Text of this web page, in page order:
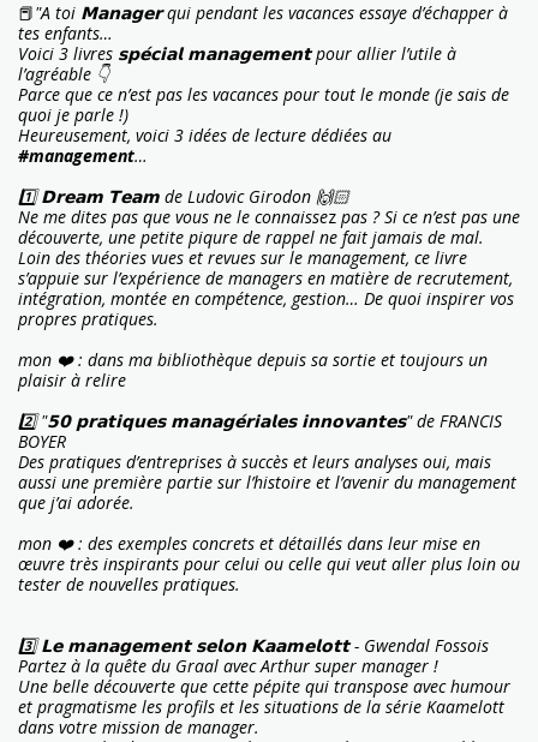
📕"A toi 𝗠𝗮𝗻𝗮𝗴𝗲𝗿 qui pendant les vacances essaye d’échapper à
tes enfants…
Voici 3 livres 𝘀𝗽𝗲́𝗰𝗶𝗮𝗹 𝗺𝗮𝗻𝗮𝗴𝗲𝗺𝗲𝗻𝘁 pour allier l’utile à
l’agréable 👇
Parce que ce n’est pas les vacances pour tout le monde (je sais de
quoi je parle !)
Heureusement, voici 3 idées de lecture dédiées au
#management…
1️⃣ 𝗗𝗿𝗲𝗮𝗺 𝗧𝗲𝗮𝗺 de Ludovic Girodon 🙌🏻
Ne me dites pas que vous ne le connaissez pas ? Si ce n’est pas une
découverte, une petite piqure de rappel ne fait jamais de mal.
Loin des théories vues et revues sur le management, ce livre
s’appuie sur l’expérience de managers en matière de recrutement,
intégration, montée en compétence, gestion… De quoi inspirer vos
propres pratiques.
mon ❤️ : dans ma bibliothèque depuis sa sortie et toujours un
plaisir à relire
2️⃣ "𝟱𝟬 𝗽𝗿𝗮𝘁𝗶𝗾𝘂𝗲𝘀 𝗺𝗮𝗻𝗮𝗴𝗲́𝗿𝗶𝗮𝗹𝗲𝘀 𝗶𝗻𝗻𝗼𝘃𝗮𝗻𝘁𝗲𝘀" de FRANCIS
BOYER
Des pratiques d’entreprises à succès et leurs analyses oui, mais
aussi une première partie sur l’histoire et l’avenir du management
que j’ai adorée.
mon ❤️ : des exemples concrets et détaillés dans leur mise en
œuvre très inspirants pour celui ou celle qui veut aller plus loin ou
tester de nouvelles pratiques.
3️⃣ 𝗟𝗲 𝗺𝗮𝗻𝗮𝗴𝗲𝗺𝗲𝗻𝘁 𝘀𝗲𝗹𝗼𝗻 𝗞𝗮𝗮𝗺𝗲𝗹𝗼𝘁𝘁 - Gwendal Fossois
Partez à la quête du Graal avec Arthur super manager !
Une belle découverte que cette pépite qui transpose avec humour
et pragmatisme les profils et les situations de la série Kaamelott
dans votre mission de manager.